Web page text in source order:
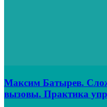
Максим Батырев.
вызовы. Практика